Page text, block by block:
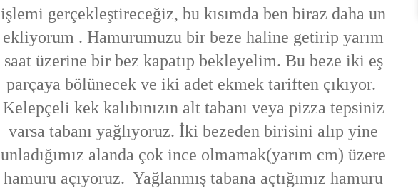
işlemi gerçekleştireceğiz, bu kısımda ben biraz daha un
ekliyorum . Hamurumuzu bir beze haline getirip yarım
saat üzerine bir bez kapatıp bekleyelim. Bu beze iki eş
parçaya bölünecek ve iki adet ekmek tariften çıkıyor.
Kelepçeli kek kalıbınızın alt tabanı veya pizza tepsiniz
varsa tabanı yağlıyoruz. İki bezeden birisini alıp yine
unladığımız alanda çok ince olmamak(yarım cm) üzere
hamuru açıyoruz. Yağlanmış tabana açtığımız hamuru